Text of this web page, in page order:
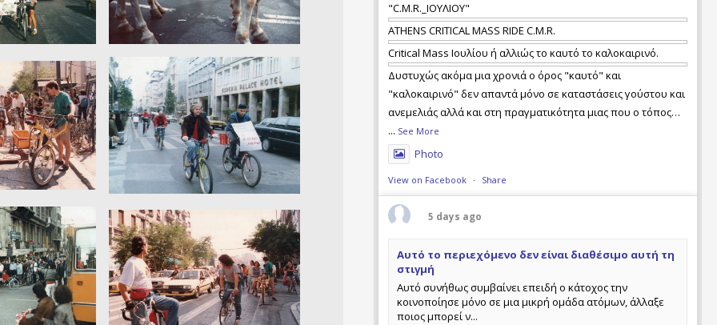
"C.M.R._ΙΟΥΛΙΟΥ"
ATHENS CRITICAL MASS RIDE C.M.R.
Critical Mass Ιουλίου ή αλλιώς το καυτό το καλοκαιρινό.
Δυστυχώς ακόμα μια χρονιά ο όρος "καυτό" και
"καλοκαιρινό" δεν απαντά μόνο σε καταστάσεις γούστου και
ανεμελιάς αλλά και στη πραγματικότητα μιας που ο τόπος
μας καίγεται ξανά και με απώλειες ανθρώπινων ζωών. Τι
φταίει και τι όχι, ποιός έχει τις ευθύνες και ποιός όχι, ας το
αναλογιστεί ο καθέν
... See More
Photo
View on Facebook · Share
5 days ago
Αυτό το περιεχόμενο δεν είναι διαθέσιμο αυτή τη
στιγμή
Αυτό συνήθως συμβαίνει επειδή ο κάτοχος την
κοινοποίησε μόνο σε μια μικρή ομάδα ατόμων, άλλαξε
ποιος μπορεί ν...